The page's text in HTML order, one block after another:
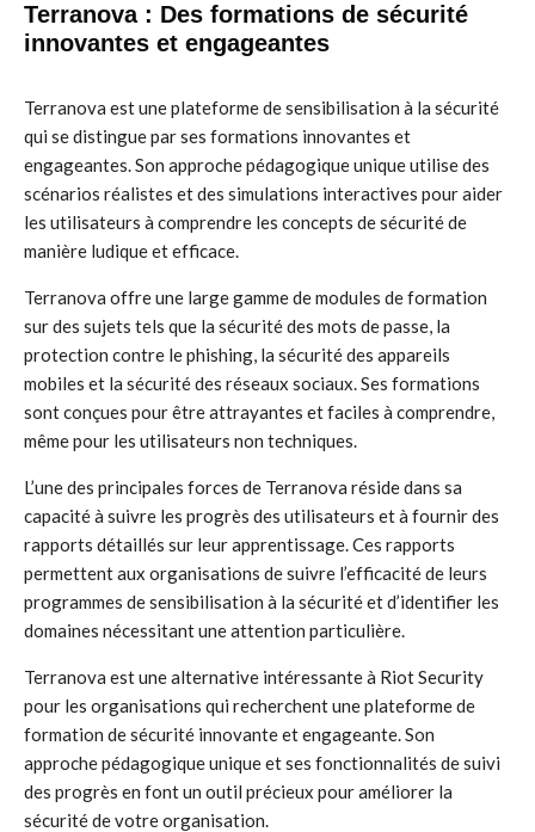
Terranova : Des formations de sécurité
innovantes et engageantes
Terranova est une plateforme de sensibilisation à la sécurité
qui se distingue par ses formations innovantes et
engageantes. Son approche pédagogique unique utilise des
scénarios réalistes et des simulations interactives pour aider
les utilisateurs à comprendre les concepts de sécurité de
manière ludique et efficace.
Terranova offre une large gamme de modules de formation
sur des sujets tels que la sécurité des mots de passe, la
protection contre le phishing, la sécurité des appareils
mobiles et la sécurité des réseaux sociaux. Ses formations
sont conçues pour être attrayantes et faciles à comprendre,
même pour les utilisateurs non techniques.
L’une des principales forces de Terranova réside dans sa
capacité à suivre les progrès des utilisateurs et à fournir des
rapports détaillés sur leur apprentissage. Ces rapports
permettent aux organisations de suivre l’efficacité de leurs
programmes de sensibilisation à la sécurité et d’identifier les
domaines nécessitant une attention particulière.
Terranova est une alternative intéressante à Riot Security
pour les organisations qui recherchent une plateforme de
formation de sécurité innovante et engageante. Son
approche pédagogique unique et ses fonctionnalités de suivi
des progrès en font un outil précieux pour améliorer la
sécurité de votre organisation.